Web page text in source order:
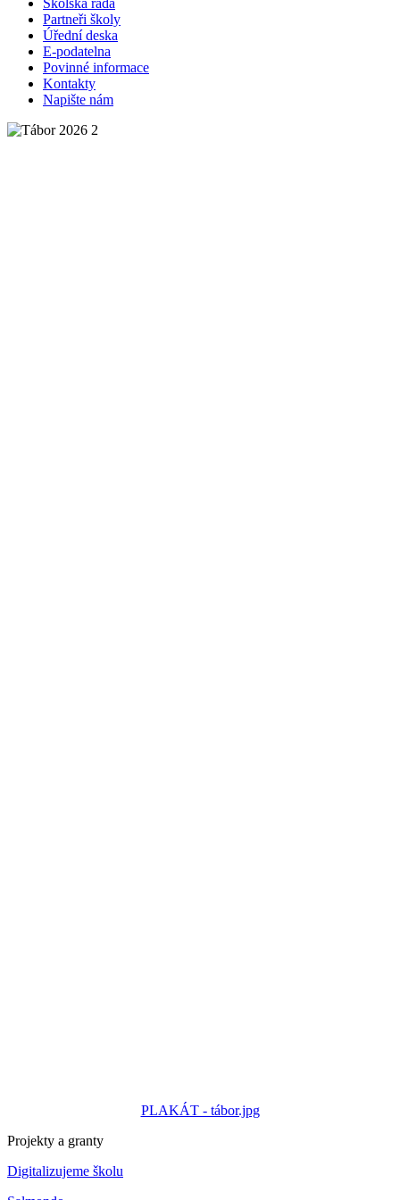
Školská rada
Partneři školy
Úřední deska
E-podatelna
Povinné informace
Kontakty
Napište nám
PLAKÁT - tábor.jpg
Projekty a granty
Digitalizujeme školu